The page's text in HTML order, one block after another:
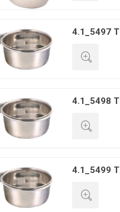
4.1_5497
4.1_5498
4.1_5499